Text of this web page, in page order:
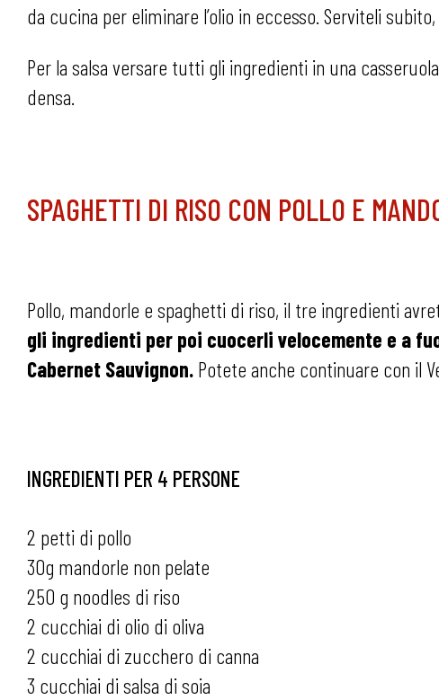
da cucina per eliminare l’olio in eccesso. Serviteli
Per la salsa versare tutti gli ingredienti in una
densa.
SPAGHETTI DI RISO CON POLLO E
Pollo, mandorle e spaghetti di riso, il tre ingredienti
gli ingredienti per poi cuocerli velocemente e a
Cabernet Sauvignon. Potete anche continuare con il
INGREDIENTI PER 4 PERSONE
2 petti di pollo
30g mandorle non pelate
250 g noodles di riso
2 cucchiai di olio di oliva
2 cucchiai di zucchero di canna
3 cucchiai di salsa di soia